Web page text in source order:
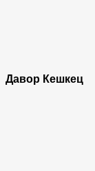
Давор Кешкец